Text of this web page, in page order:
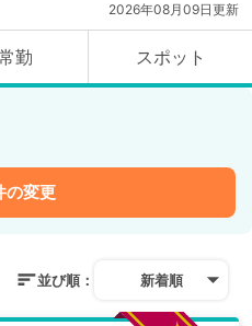
2026年08月09日更新
勤 スポット
の変更
並び順： 新着順